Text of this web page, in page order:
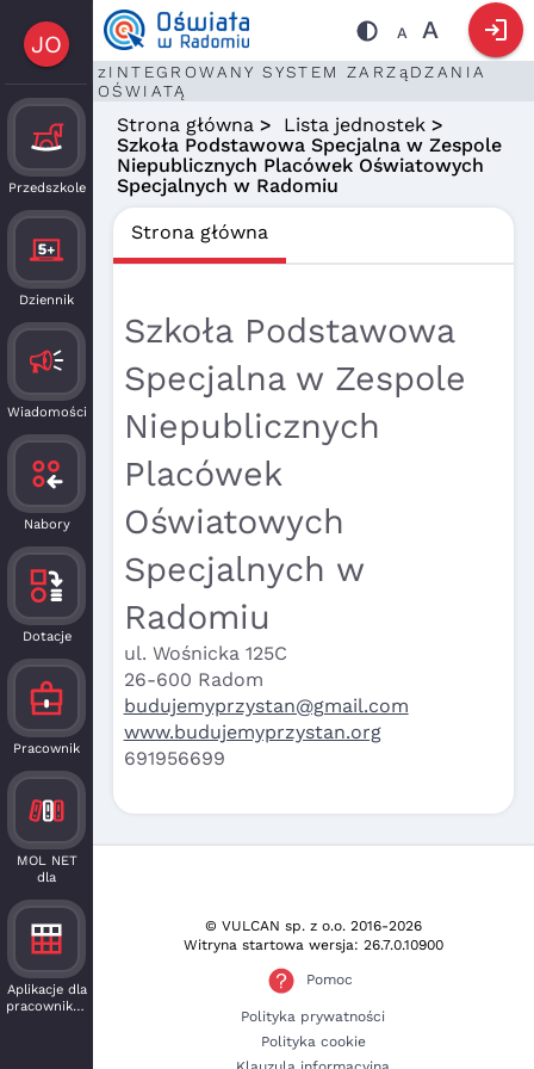
JO
Przedszkole
Dziennik
Wiadomości
Nabory
Dotacje
Pracownik
MOL NET
dla
Aplikacje dla
pracowników
A A login
zINTEGROWANY SYSTEM ZARZąDZANIA
OŚWIATĄ
Strona główna> Lista jednostek>
Szkoła Podstawowa Specjalna w Zespole
Niepublicznych Placówek Oświatowych
Specjalnych w Radomiu
Strona główna
Szkoła Podstawowa
Specjalna w Zespole
Niepublicznych
Placówek
Oświatowych
Specjalnych w
Radomiu
ul. Wośnicka 125C
26-600 Radom
budujemyprzystan@gmail.com
www.budujemyprzystan.org
691956699
© VULCAN sp. z o.o.2016-2026
Witryna startowa wersja: 26.7.0.10900
Pomoc
Polityka prywatności
Polityka cookie